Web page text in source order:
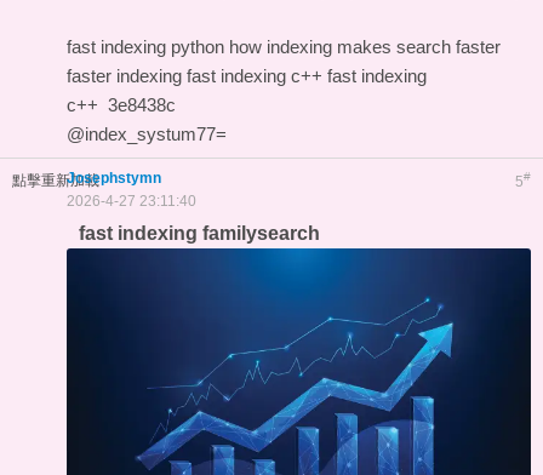
fast indexing python how indexing makes search faster
faster indexing fast indexing c++ fast indexing
c++ 3e8438c
@index_systum77=
點擊重新加載 5#
Josephstymn
2026-4-27 23:11:40
fast indexing familysearch